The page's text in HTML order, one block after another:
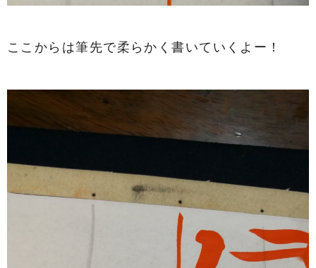
ここからは筆先で柔らかく書いていくよー！